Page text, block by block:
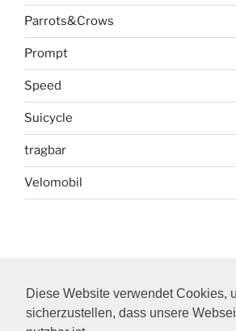
Diese Website verwendet Cookies,
sicherzustellen, dass unsere
Parrots&Crows
Prompt
Speed
Suicycle
tragbar
Velomobil
InstagramFacebookYouTube